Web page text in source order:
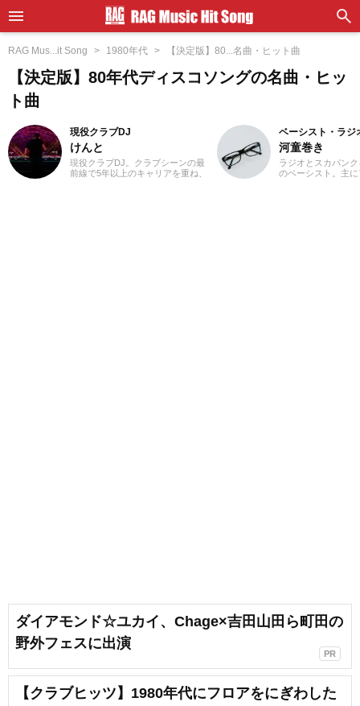
RAG Mus...it Song 1980年代 【決定版】80...名曲・ヒット曲
【決定版】80年代ディスコソングの名曲・ヒッ
ト曲
現役クラブDJ
けんと
現役クラブDJ。クラブシーンの最
前線で5年以上のキャリアを重ね、
ベーシスト・ラジ
河童巻き
ラジオとスカパン
のベーシスト。主
ダイアモンド☆ユカイ、Chage×吉田山田ら町田の
野外フェスに出演
PR
【クラブヒッツ】1980年代にフロアをにぎわした